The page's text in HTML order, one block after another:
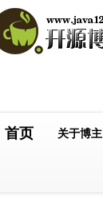
首页 关于博主